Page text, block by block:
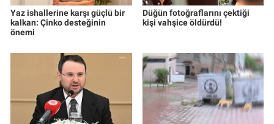
Yaz ishallerine karşı güçlü bir
kalkan: Çinko desteğinin
önemi
Düğün fotoğraflarını çektiği
kişi vahşice öldürdü!